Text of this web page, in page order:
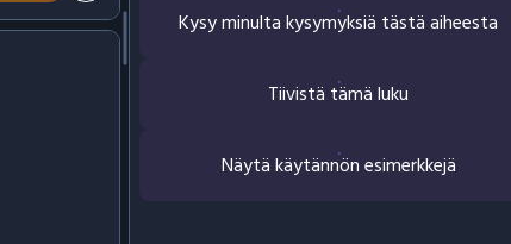
Kysy minulta kysymyksiä tästä aiheesta
Tiivistä tämä luku
Näytä käytännön esimerkkejä